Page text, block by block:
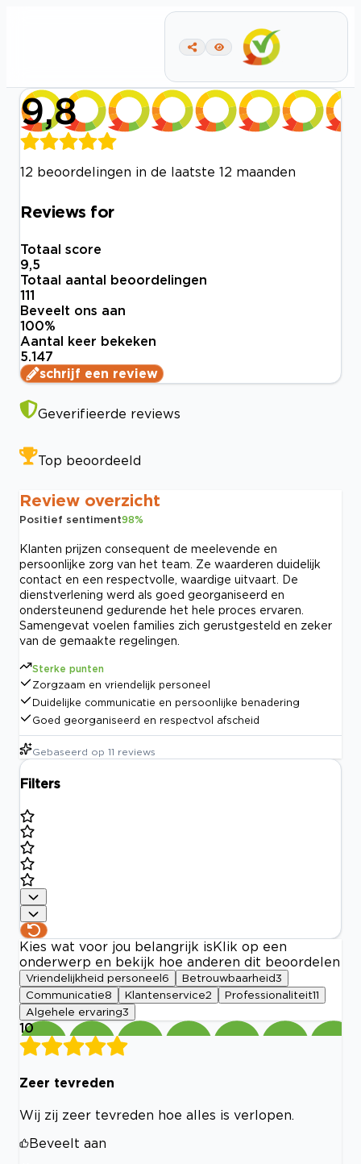
9,8
12 beoordelingen in de laatste 12 maanden
Reviews for
Totaal score
9,5
Totaal aantal beoordelingen
111
Beveelt ons aan
100%
Aantal keer bekeken
5.147
schrijf een review
Geverifieerde reviews
Top beoordeeld
Review overzicht
Positief sentiment98%
Klanten prijzen consequent de meelevende en
persoonlijke zorg van het team. Ze waarderen duidelijk
contact en een respectvolle, waardige uitvaart. De
dienstverlening werd als goed georganiseerd en
ondersteunend gedurende het hele proces ervaren.
Samengevat voelen families zich gerustgesteld en zeker
van de gemaakte regelingen.
Sterke punten
Zorgzaam en vriendelijk personeel
Duidelijke communicatie en persoonlijke benadering
Goed georganiseerd en respectvol afscheid
Gebaseerd op 11 reviews
Filters
Kies wat voor jou belangrijk is Klik op een
onderwerp en bekijk hoe anderen dit beoordelen
Vriendelijkheid personeel 6 Betrouwbaarheid3
Communicatie8 Klantenservice2 Professionaliteit11
Algehele ervaring3
10
Zeer tevreden
Wij zij zeer tevreden hoe alles is verlopen.
Beveelt aan